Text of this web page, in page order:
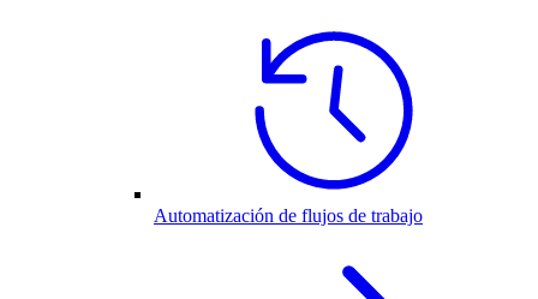
Automatización de flujos de trabajo